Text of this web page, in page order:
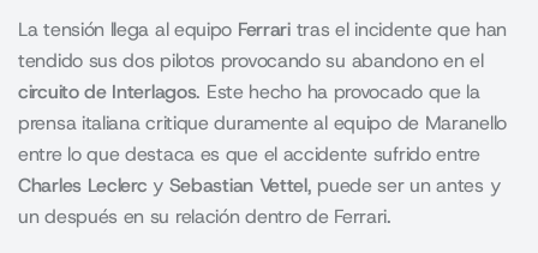
La tensión llega al equipo Ferraritras el incidente que han
tendido sus dos pilotos provocando su abandono en el
circuito de Interlagos. Este hecho ha provocado que la
prensa italiana critique duramente al equipo de Maranello
entre lo que destaca es que el accidente sufrido entre
Charles Leclerc ySebastian Vettel, puede ser un antes y
un después en su relación dentro de Ferrari.